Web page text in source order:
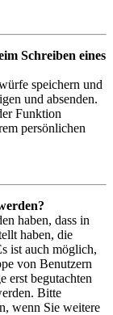
Schreiben eines
speichern und
und absenden.
Funktion
persönlichen
haben, dass in
haben, die
ist auch möglich,
von Benutzern
erst begutachten
Bitte
wenn Sie weitere